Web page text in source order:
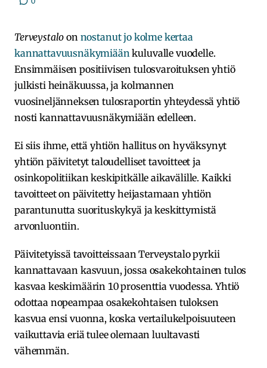
Terveystaloon nostanut jo kolme kertaa
kannattavuusnäkymiään kuluvalle vuodelle.
Ensimmäisen positiivisen tulosvaroituksen yhtiö
julkisti heinäkuussa, ja kolmannen
vuosineljänneksen tulosraportin yhteydessä yhtiö
nosti kannattavuusnäkymiään edelleen.
Ei siis ihme, että yhtiön hallitus on hyväksynyt
yhtiön päivitetyt taloudelliset tavoitteet ja
osinkopolitiikan keskipitkälle aikavälille. Kaikki
tavoitteet on päivitetty heijastamaan yhtiön
parantunutta suorituskykyä ja keskittymistä
arvonluontiin.
Päivitetyissä tavoitteissaan Terveystalo pyrkii
kannattavaan kasvuun, jossa osakekohtainen tulos
kasvaa keskimäärin 10 prosenttia vuodessa. Yhtiö
odottaa nopeampaa osakekohtaisen tuloksen
kasvua ensi vuonna, koska vertailukelpoisuuteen
vaikuttavia eriä tulee olemaan luultavasti
vähemmän.